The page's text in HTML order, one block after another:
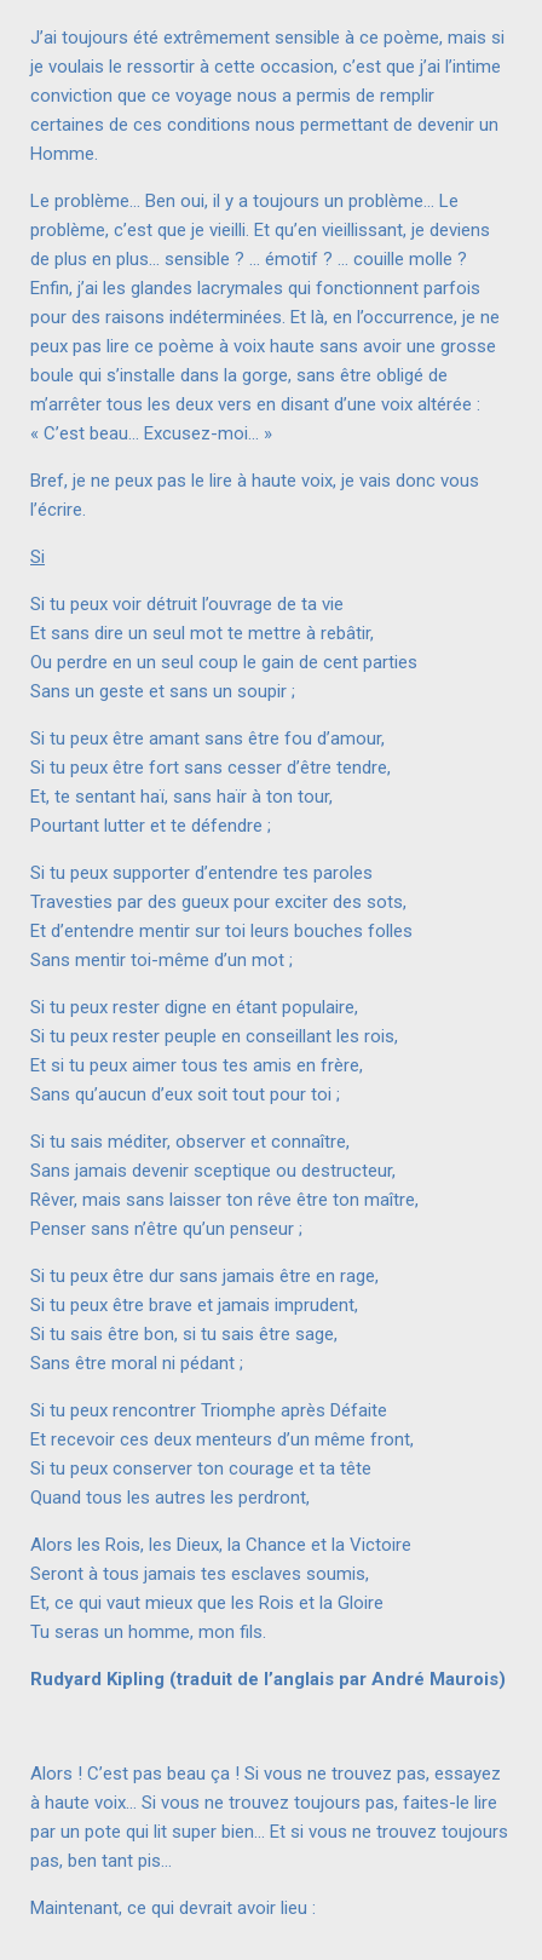
J’ai toujours été extrêmement sensible à ce poème, mais si
je voulais le ressortir à cette occasion, c’est que j’ai l’intime
conviction que ce voyage nous a permis de remplir
certaines de ces conditions nous permettant de devenir un
Homme.
Le problème… Ben oui, il y a toujours un problème… Le
problème, c’est que je vieilli. Et qu’en vieillissant, je deviens
de plus en plus… sensible ? … émotif ? … couille molle ?
Enfin, j’ai les glandes lacrymales qui fonctionnent parfois
pour des raisons indéterminées. Et là, en l’occurrence, je ne
peux pas lire ce poème à voix haute sans avoir une grosse
boule qui s’installe dans la gorge, sans être obligé de
m’arrêter tous les deux vers en disant d’une voix altérée :
« C’est beau… Excusez-moi… »
Bref, je ne peux pas le lire à haute voix, je vais donc vous
l’écrire.
Si
Si tu peux voir détruit l’ouvrage de ta vie
Et sans dire un seul mot te mettre à rebâtir,
Ou perdre en un seul coup le gain de cent parties
Sans un geste et sans un soupir ;
Si tu peux être amant sans être fou d’amour,
Si tu peux être fort sans cesser d’être tendre,
Et, te sentant haï, sans haïr à ton tour,
Pourtant lutter et te défendre ;
Si tu peux supporter d’entendre tes paroles
Travesties par des gueux pour exciter des sots,
Et d’entendre mentir sur toi leurs bouches folles
Sans mentir toi-même d’un mot ;
Si tu peux rester digne en étant populaire,
Si tu peux rester peuple en conseillant les rois,
Et si tu peux aimer tous tes amis en frère,
Sans qu’aucun d’eux soit tout pour toi ;
Si tu sais méditer, observer et connaître,
Sans jamais devenir sceptique ou destructeur,
Rêver, mais sans laisser ton rêve être ton maître,
Penser sans n’être qu’un penseur ;
Si tu peux être dur sans jamais être en rage,
Si tu peux être brave et jamais imprudent,
Si tu sais être bon, si tu sais être sage,
Sans être moral ni pédant ;
Si tu peux rencontrer Triomphe après Défaite
Et recevoir ces deux menteurs d’un même front,
Si tu peux conserver ton courage et ta tête
Quand tous les autres les perdront,
Alors les Rois, les Dieux, la Chance et la Victoire
Seront à tous jamais tes esclaves soumis,
Et, ce qui vaut mieux que les Rois et la Gloire
Tu seras un homme, mon fils.
Rudyard Kipling (traduit de l’anglais par André Maurois)
Alors ! C’est pas beau ça ! Si vous ne trouvez pas, essayez
à haute voix… Si vous ne trouvez toujours pas, faites-le lire
par un pote qui lit super bien… Et si vous ne trouvez toujours
pas, ben tant pis…
Maintenant, ce qui devrait avoir lieu :